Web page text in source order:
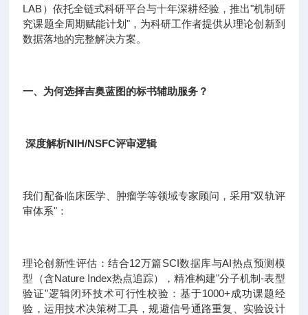
LAB）依托全链式科研平台与十年深耕经验，推出"机制研
究课题全周期赋能计划"，为科研工作者提供从理论创新到
数据落地的完整解决方案。
一、为何选择吉奥蓝图的标书辅助服务？
深度解析NIH/NSFC评审逻辑
我们配备临床医学、肿瘤学等领域专家顾问，采用"双轨评
审体系"：
理论创新性评估：结合12万篇SCI数据库与AI热点预测模
型（含Nature Index热点追踪），精准构建"分子机制-表型
验证"逻辑闭环技术可行性校验：基于1000+成功课题经
验，运用技术决策树工具，规避信号通路重复、实验设计